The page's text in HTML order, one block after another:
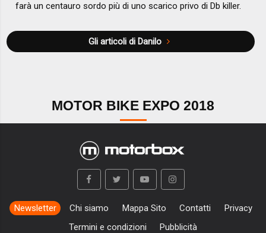
farà un centauro sordo più di uno scarico privo di Db killer.
Gli articoli di Danilo
MOTOR BIKE EXPO 2018
Newsletter Chi siamo Mappa Sito Contatti
Privacy
Termini e condizioni
Pubblicità